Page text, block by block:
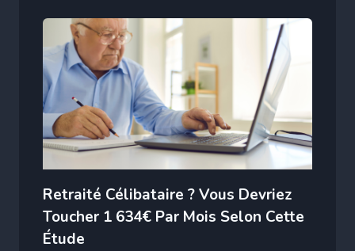
Retraité Célibataire ? Vous Devriez
Toucher 1 634€ Par Mois Selon Cette
Étude